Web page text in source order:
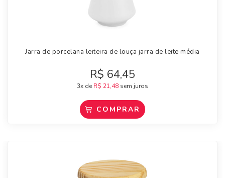
Jarra de porcelana leiteira de louça jarra de leite média
R$ 64,45
3x de R$ 21,48 sem juros
COMPRAR